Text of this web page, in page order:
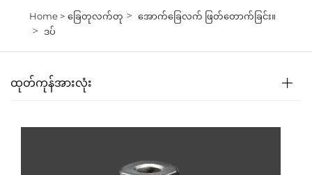
Home > ခြေတုလက်တု > အောက်ခြေလက် ဖြတ်တောက်ခြင်း။
> ဒပ်
ထုတ်ကုန်အားလုံး